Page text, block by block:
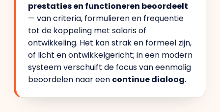
prestaties en functioneren beoordeelt
— van criteria, formulieren en frequentie
tot de koppeling met salaris of
ontwikkeling. Het kan strak en formeel zijn,
of licht en ontwikkelgericht; in een modern
systeem verschuift de focus van eenmalig
beoordelen naar een continue dialoog.